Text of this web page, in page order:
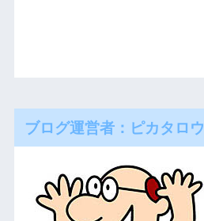
ブログ運営者：ピカタロウ